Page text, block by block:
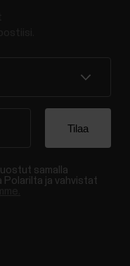
samalla
ja vahvistat